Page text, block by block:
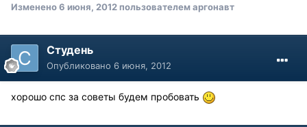
Изменено6 июня, 2012пользователем аргонавт
Студень
Опубликовано 6 июня, 2012
хорошо спс за советы будем пробовать